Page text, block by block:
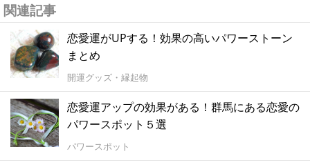
関連記事
恋愛運がUPする！効果の高いパワーストーン
まとめ
開運グッズ・縁起物
恋愛運アップの効果がある！群馬にある恋愛の
パワースポット５選
パワースポット